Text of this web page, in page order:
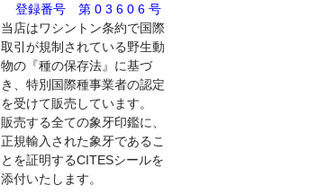
登録番号 第 0 3 6 0 6 号
当店はワシントン条約で国際
取引が規制されている野生動
物の『種の保存法』に基づ
き、特別国際種事業者の認定
を受けて販売しています。
販売する全ての象牙印鑑に、
正規輸入された象牙であるこ
とを証明するCITESシールを
添付いたします。